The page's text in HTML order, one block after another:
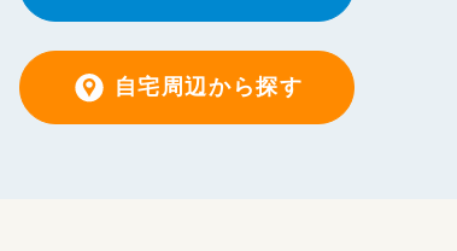
自宅周辺から探す